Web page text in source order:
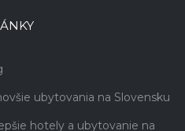
ubytovania na Slovensku
hotely a ubytovanie na